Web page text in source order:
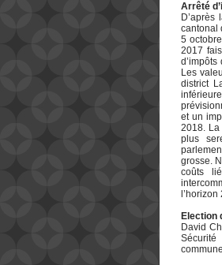
Arrêté
cantonal
5
2017
Les
district
et un
2018. La
plus
grosse.
coûts
Election
David